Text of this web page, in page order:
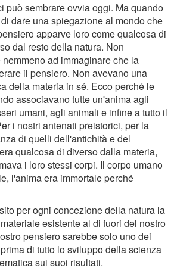
può sembrare ovvia oggi. Ma quando
dare una spiegazione al mondo che
apparve loro come qualcosa di
dal resto della natura. Non
ad immaginare che la
il pensiero. Non avevano una
della materia in sé. Ecco perché le
associavano tutte un'anima agli
umani, agli animali e infine a tutto il
i nostri antenati preistorici, per la
di quelli dell'antichità e del
qualcosa di diverso dalla materia,
i loro stessi corpi. Il corpo umano
l'anima era immortale perché
per ogni concezione della natura la
esistente al di fuori del nostro
pensiero sarebbe solo uno dei
di tutto lo sviluppo della scienza
sui suoi risultati.